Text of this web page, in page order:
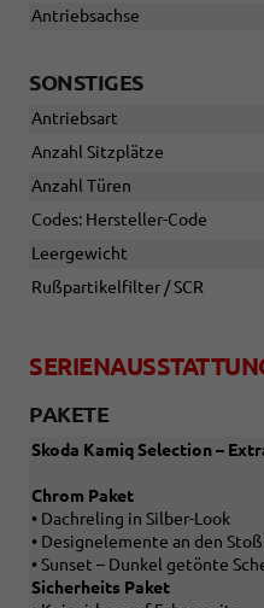
Antriebsachse
SONSTIGES
Antriebsart
Anzahl Sitzplätze
Anzahl Türen
Codes: Hersteller-Code
Leergewicht
Rußpartikelfilter / SCR
PAKETE
Skoda Kamiq Selection –
Chrom Paket
• Dachreling in Silber-Look
• Designelemente an den
• Sunset – Dunkel getönte
Sicherheits Paket